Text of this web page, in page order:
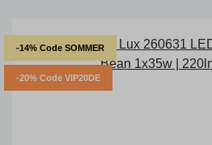
-14% Code SOMMER
-20% Code VIP20DE